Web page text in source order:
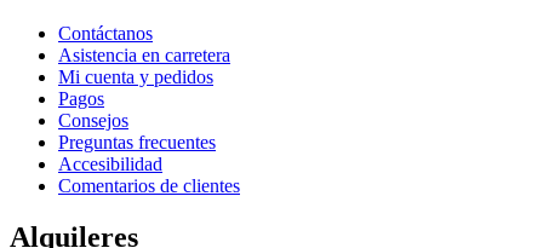
Contáctanos
Asistencia en carretera
Mi cuenta y pedidos
Pagos
Consejos
Preguntas frecuentes
Accesibilidad
Comentarios de clientes
Alquileres